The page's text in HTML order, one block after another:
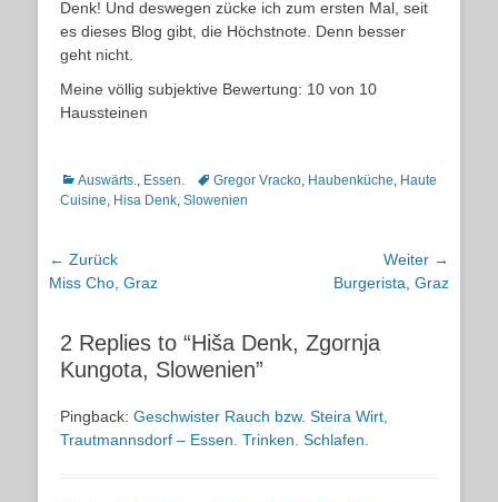
Denk! Und deswegen zücke ich zum ersten Mal, seit
es dieses Blog gibt, die Höchstnote. Denn besser
geht nicht.
Meine völlig subjektive Bewertung: 10 von 10
Haussteinen
Kategorien
Auswärts., Essen. Schlagworte
Gregor Vracko, Haubenküche, Haute
Cuisine, Hisa Denk, Slowenien
Beitragsnavigation
← Zurück
Vorheriger
Miss Cho, Graz
Weiter →
Burgerista, Graz
2 Replies to “Hiša Denk, Zgornja
Kungota, Slowenien”
Pingback: Geschwister Rauch bzw. Steira Wirt,
Trautmannsdorf – Essen. Trinken. Schlafen.